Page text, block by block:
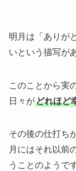
明月は「ありが
いという描写が
このことから実
日々がどれほど
その後の仕打ち
月にはそれ以前
うことのようです